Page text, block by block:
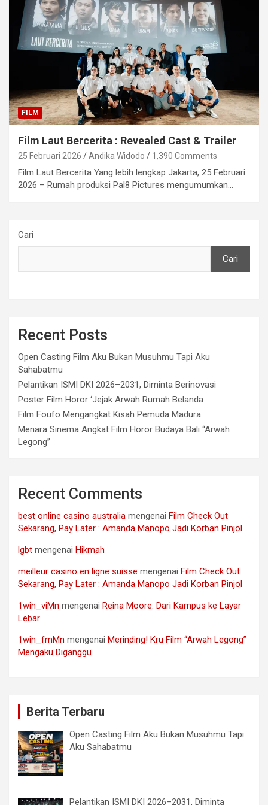
FILM
Film Laut Bercerita : Revealed Cast & Trailer
25 Februari 2026 Andika Widodo 1,390 Comments
Film Laut Bercerita Yang lebih lengkap Jakarta, 25 Februari
2026 – Rumah produksi Pal8 Pictures mengumumkan…
Cari
Cari
Recent Posts
Open Casting Film Aku Bukan Musuhmu Tapi Aku
Sahabatmu
Pelantikan ISMI DKI 2026–2031, Diminta Berinovasi
Poster Film Horor ‘Jejak Arwah Rumah Belanda
Film Foufo Mengangkat Kisah Pemuda Madura
Menara Sinema Angkat Film Horor Budaya Bali “Arwah
Legong”
Recent Comments
best online casino australia mengenai Film Check Out
Sekarang, Pay Later : Amanda Manopo Jadi Korban Pinjol
lgbt mengenai Hikmah
meilleur casino en ligne suisse mengenai Film Check Out
Sekarang, Pay Later : Amanda Manopo Jadi Korban Pinjol
1win_viMn mengenai Reina Moore: Dari Kampus ke Layar
Lebar
1win_fmMn mengenai Merinding! Kru Film “Arwah Legong”
Mengaku Diganggu
Berita Terbaru
Open Casting Film Aku Bukan Musuhmu Tapi
Aku Sahabatmu
Pelantikan ISMI DKI 2026–2031, Diminta